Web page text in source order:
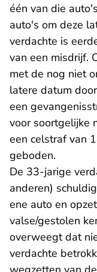
één van die
auto's om deze
verdachte is
van een misdrijf.
met de nog niet
latere datum
een
voor soortgelijke
een celstraf van
geboden.
De 33-jarige
anderen)
ene auto en
valse/gestolen
overweegt dat
verdachte